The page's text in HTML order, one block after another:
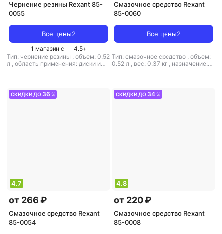
Чернение резины Rexant 85-
0055
Все цены2
1 магазин с 4.5+
Тип: чернение резины , объем: 0.52
л , область применения: диски и
Смазочное средство Rexant
85-0060
Все цены2
Тип: смазочное средство , объем:
0.52 л , вес: 0.37 кг , назначение:
СКИДКИ ДО 36 %
4.7
от 266 ₽
Смазочное средство Rexant
85-0054
СКИДКИ ДО 34 %
4.8
от 220 ₽
Смазочное средство Rexant
85-0008